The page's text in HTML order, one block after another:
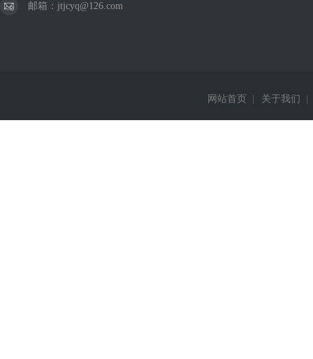
邮箱：jtjcyq@126.com
网站首页 关于我们